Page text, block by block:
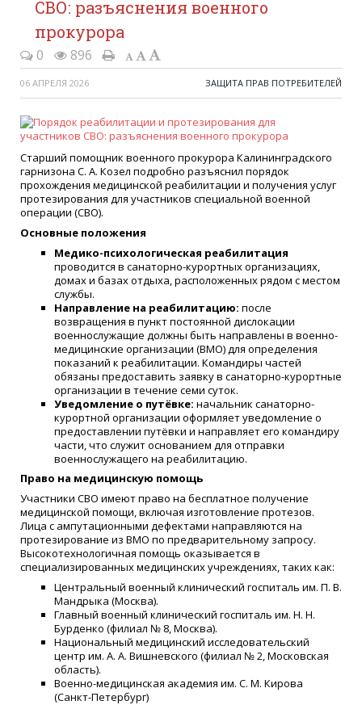
СВО: разъяснения военного
прокурора
0 896
06 АПРЕЛЯ 2026 ЗАЩИТА ПРАВ ПОТРЕБИТЕЛЕЙ
Старший помощник военного прокурора Калининградского
гарнизона С. А. Козел подробно разъяснил порядок
прохождения медицинской реабилитации и получения услуг
протезирования для участников специальной военной
операции (СВО).
Основные положения
Медико-психологическая реабилитация
проводится в санаторно-курортных организациях,
домах и базах отдыха, расположенных рядом с местом
службы.
Направление на реабилитацию: после
возвращения в пункт постоянной дислокации
военнослужащие должны быть направлены в военно-
медицинские организации (ВМО) для определения
показаний к реабилитации. Командиры частей
обязаны предоставить заявку в санаторно-курортные
организации в течение семи суток.
Уведомление о путёвке: начальник санаторно-
курортной организации оформляет уведомление о
предоставлении путёвки и направляет его командиру
части, что служит основанием для отправки
военнослужащего на реабилитацию.
Право на медицинскую помощь
Участники СВО имеют право на бесплатное получение
медицинской помощи, включая изготовление протезов.
Лица с ампутационными дефектами направляются на
протезирование из ВМО по предварительному запросу.
Высокотехнологичная помощь оказывается в
специализированных медицинских учреждениях, таких как:
Центральный военный клинический госпиталь им. П. В.
Мандрыка (Москва).
Главный военный клинический госпиталь им. Н. Н.
Бурденко (филиал № 8, Москва).
Национальный медицинский исследовательский
центр им. А. А. Вишневского (филиал № 2, Московская
область).
Военно-медицинская академия им. С. М. Кирова
(Санкт-Петербург)